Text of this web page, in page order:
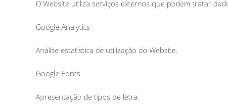
O Website utiliza serviços externos que podem tratar
Google Analytics
Análise estatística de utilização do Website.
Google Fonts
Apresentação de tipos de letra.